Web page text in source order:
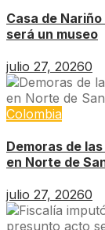
Casa de
será un museo
julio 27, 20260
Colombia
Demoras de
en Norte de
julio 27, 20260